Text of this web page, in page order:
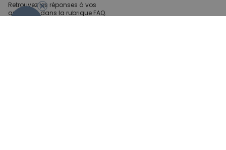
Retrouvez les réponses à vos
questions dans la rubrique FAQ.